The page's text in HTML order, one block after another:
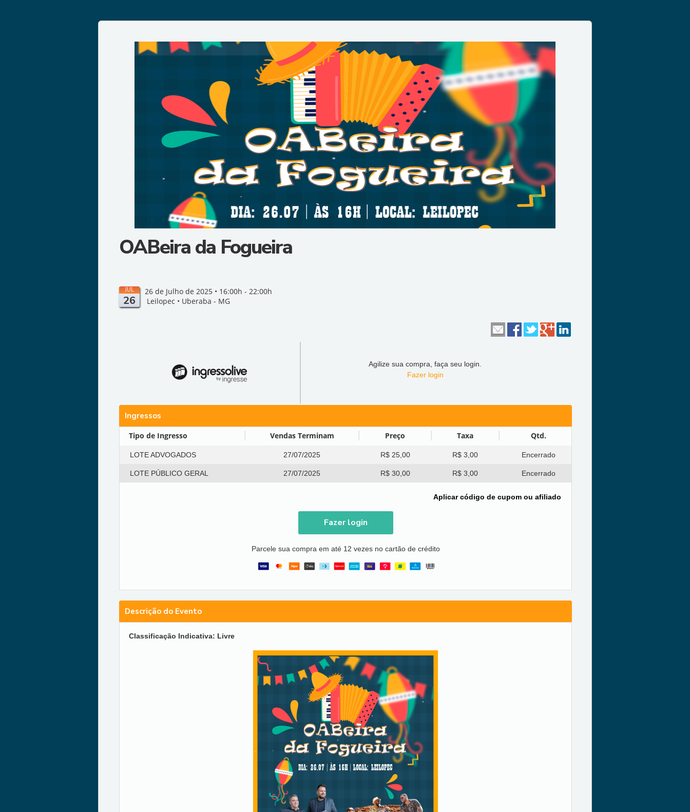
OABeira da Fogueira
JUL
26
26 de Julho de 2025 • 16:00h - 22:00h
Leilopec • Uberaba - MG
Agilize sua compra, faça seu login.
Fazer login
Ingressos
Tipo de Ingresso Vendas Terminam Preço Taxa Qtd.
LOTE ADVOGADOS 27/07/2025 R$ 25,00 R$ 3,00 Encerrado
LOTE PÚBLICO GERAL 27/07/2025 R$ 30,00 R$ 3,00 Encerrado
Aplicar código de cupom ou afiliado
Fazer login
Parcele sua compra em até 12 vezes no cartão de crédito
Descrição do Evento
Classificação Indicativa: Livre